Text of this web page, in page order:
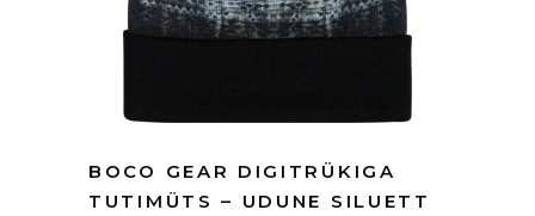
BOCO GEAR DIGITRÜKIGA
TUTIMÜTS – UDUNE SILUETT